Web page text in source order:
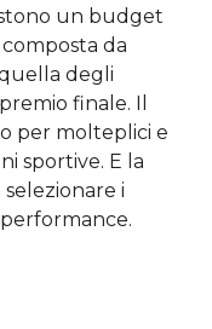
un budget
da
degli
finale. Il
per molteplici e
sportive. E la
i